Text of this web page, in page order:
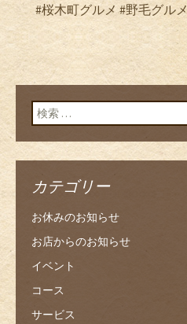
#桜木町グルメ #野毛グルメ
検索:
カテゴリー
お休みのお知らせ
お店からのお知らせ
イベント
コース
サービス